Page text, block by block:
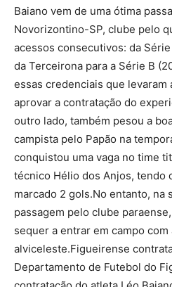
Baiano vem de uma ótima
Novorizontino-SP, clube pelo
acessos consecutivos: da
da Terceirona para a Série B
essas credenciais que levaram
aprovar a contratação do
outro lado, também pesou a
campista pelo Papão na
conquistou uma vaga no time
técnico Hélio dos Anjos, tendo
marcado 2 gols.No entanto, na
passagem pelo clube
sequer a entrar em campo com
alviceleste.Figueirense
Departamento de Futebol do